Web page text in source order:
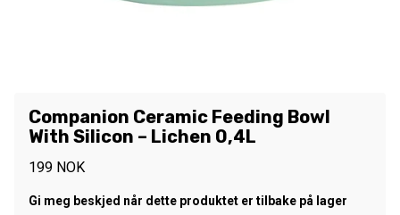
Companion Ceramic Feeding Bowl
With Silicon – Lichen 0,4L
199 NOK
Gi meg beskjed når dette produktet er tilbake på lager